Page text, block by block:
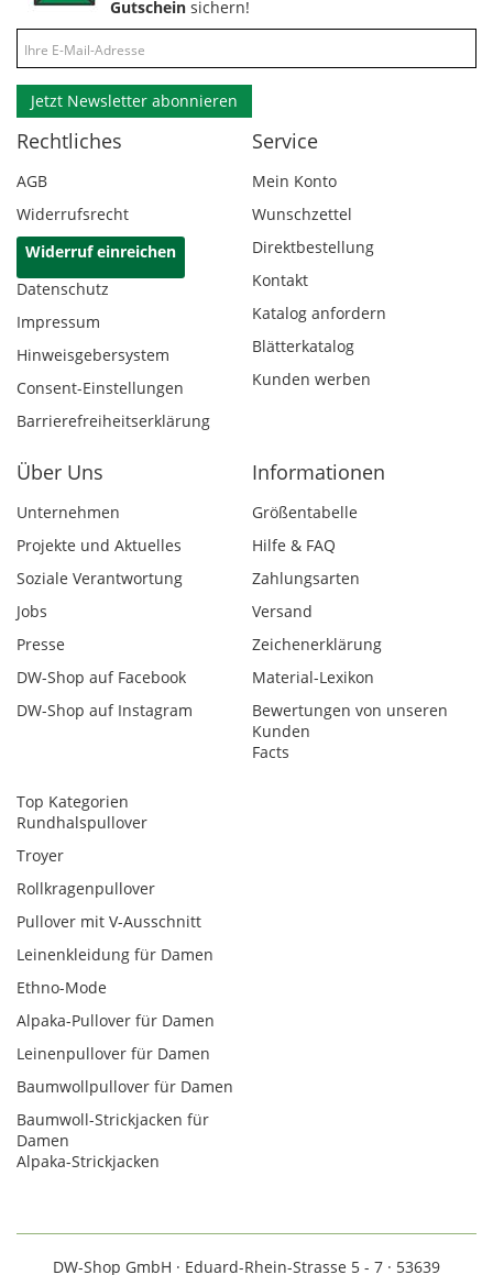
Gutschein sichern!
Jetzt Newsletter abonnieren
Rechtliches
AGB
Widerrufsrecht
Widerruf einreichen
Datenschutz
Impressum
Hinweisgebersystem
Consent-Einstellungen
Barrierefreiheitserklärung
Service
Mein Konto
Wunschzettel
Direktbestellung
Kontakt
Katalog anfordern
Blätterkatalog
Kunden werben
Über Uns
Unternehmen
Projekte und Aktuelles
Soziale Verantwortung
Jobs
Presse
DW-Shop auf Facebook
DW-Shop auf Instagram
Informationen
Größentabelle
Hilfe & FAQ
Zahlungsarten
Versand
Zeichenerklärung
Material-Lexikon
Bewertungen von unseren
Kunden
Facts
Top Kategorien
Rundhalspullover
Troyer
Rollkragenpullover
Pullover mit V-Ausschnitt
Leinenkleidung für Damen
Ethno-Mode
Alpaka-Pullover für Damen
Leinenpullover für Damen
Baumwollpullover für Damen
Baumwoll-Strickjacken für
Damen
Alpaka-Strickjacken
DW-Shop GmbH · Eduard-Rhein-Strasse 5 - 7 · 53639